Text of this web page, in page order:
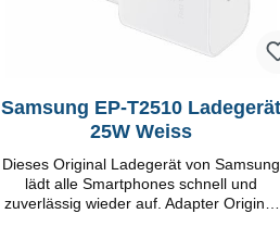
Samsung EP-T2510 Ladegerät
25W Weiss
Dieses Original Ladegerät von Samsung
lädt alle Smartphones schnell und
zuverlässig wieder auf. Adapter Original